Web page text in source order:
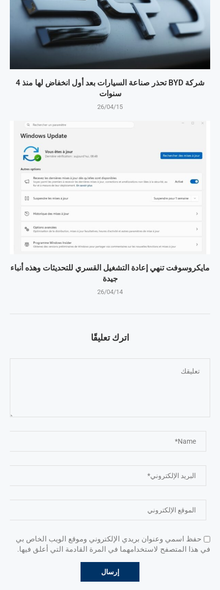
شركة BYD تحذر صناعة السيارات بعد أول انخفاض لها منذ 4
سنوات
26/04/15
مايكروسوفت تنهي إعادة التشغيل القسري للتحديثات وهذه أنباء
جيدة
26/04/14
اترك تعليقًا
حفظ اسمي وعنوان بريدي الإلكتروني وموقع الويب الخاص بي
في هذا المتصفح لاستخدامهما في المرة القادمة التي أعلق فيها.